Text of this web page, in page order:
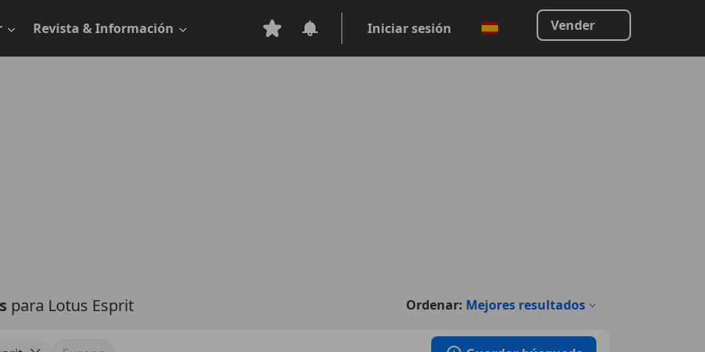
Revista & Información Iniciar sesión Vender
para Lotus Esprit Ordenar: Mejores resultados